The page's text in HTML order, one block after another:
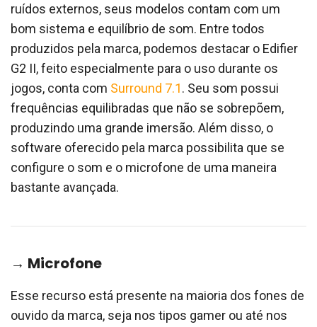
ruídos externos, seus modelos contam com um
bom sistema e equilíbrio de som. Entre todos
produzidos pela marca, podemos destacar o Edifier
G2 II, feito especialmente para o uso durante os
jogos, conta com Surround 7.1. Seu som possui
frequências equilibradas que não se sobrepõem,
produzindo uma grande imersão. Além disso, o
software oferecido pela marca possibilita que se
configure o som e o microfone de uma maneira
bastante avançada.
→ Microfone
Esse recurso está presente na maioria dos fones de
ouvido da marca, seja nos tipos gamer ou até nos